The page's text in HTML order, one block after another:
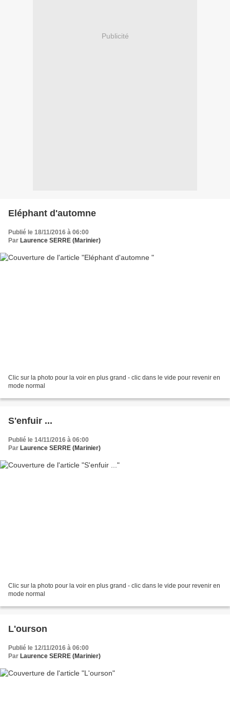
Publicité
Eléphant d'automne
Publié le 18/11/2016 à 06:00
Par Laurence SERRE (Marinier)
Clic sur la photo pour la voir en plus grand - clic dans le vide pour revenir en
mode normal
S'enfuir ...
Publié le 14/11/2016 à 06:00
Par Laurence SERRE (Marinier)
Clic sur la photo pour la voir en plus grand - clic dans le vide pour revenir en
mode normal
L'ourson
Publié le 12/11/2016 à 06:00
Par Laurence SERRE (Marinier)